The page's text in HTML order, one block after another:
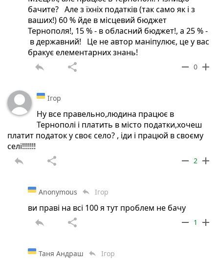
бачите? Але з їхніх податків (так само як і з
ваших!) 60 % йде в місцевий бюджет
Тернополя!, 15 % - в обласний бюджет!, а 25 % -
в державний! Це не автор маніпулює, це у вас
бракує елементарних знань!
reply share remove 0 add
Ігор
Ну все правельно,людина працює в
Тернополі і платить в місто податки,хочеш
платит податок у своє село? , іди і працюй в своєму
селі!!!!!!!
reply share remove 2 add
Anonymous reply Ігор
ви праві на всі 100 я тут проблем не бачу
reply share remove 1 add
Таня Андраш reply Ігор